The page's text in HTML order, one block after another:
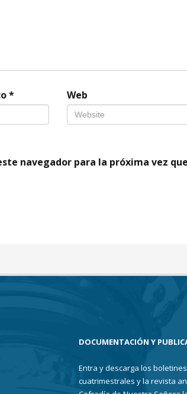
* Web
navegador para la próxima vez que
DOCUMENTACIÓN Y
Entra y descarga los boletines
cuatrimestrales y la revista